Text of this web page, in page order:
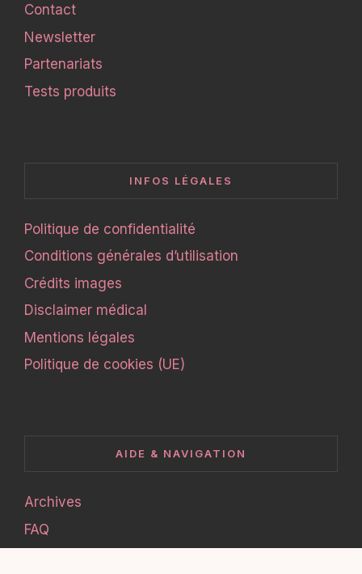
Contact
Newsletter
Partenariats
Tests produits
INFOS LÉGALES
Politique de confidentialité
Conditions générales d’utilisation
Crédits images
Disclaimer médical
Mentions légales
Politique de cookies (UE)
AIDE & NAVIGATION
Archives
FAQ